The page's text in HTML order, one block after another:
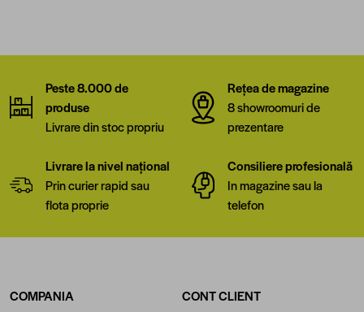
Peste 8.000 de
produse
Livrare din stoc propriu
Rețea de magazine
8 showroomuri de
prezentare
Livrare la nivel național
Prin curier rapid sau
flota proprie
Consiliere profesională
In magazine sau la
telefon
COMPANIA
CONT CLIENT